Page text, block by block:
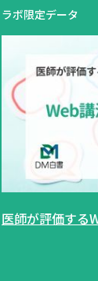
ラボ限定データ
医師が評価する